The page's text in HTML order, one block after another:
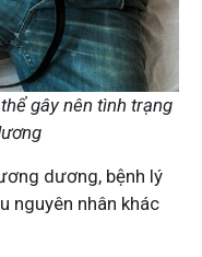
gây nên tình trạng
dương, bệnh lý
nguyên nhân khác